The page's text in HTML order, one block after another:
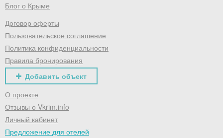
Блог о Крыме
Договор оферты
Пользовательское соглашение
Политика конфиденциальности
Правила бронирования
Добавить объект
О проекте
Отзывы о Vkrim.info
Личный кабинет
Предложение для отелей